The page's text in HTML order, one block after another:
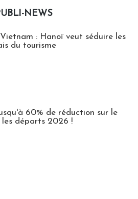
NEWS
: Hanoï veut séduire les
du tourisme
60% de réduction sur le
les départs 2026 !